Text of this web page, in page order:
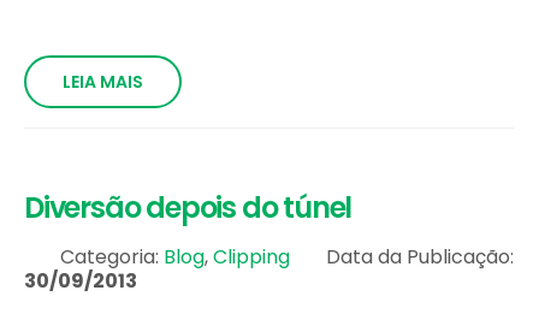
LEIA MAIS
Diversão depois do túnel
Categoria: Blog,Clipping
Data da Publicação:
30/09/2013